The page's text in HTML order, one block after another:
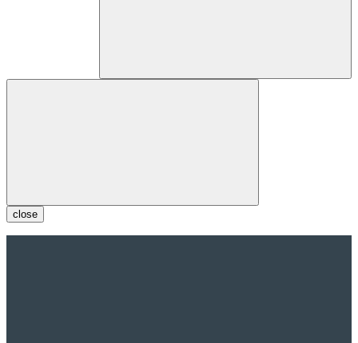
close